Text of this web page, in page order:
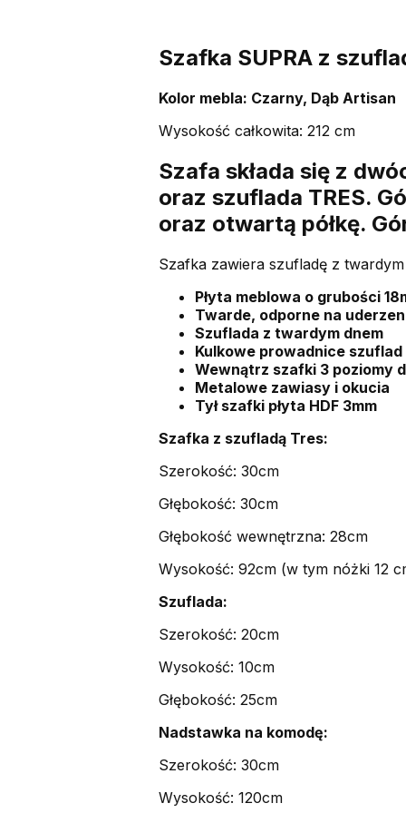
Szafka SUPRA z
Kolor mebla: Czarny, Dąb Artisan
Wysokość całkowita: 212 cm
Szafa składa się z
oraz szuflada TRES.
oraz otwartą półkę.
Szafka zawiera szufladę z
Płyta meblowa o grubości
Twarde, odporne na
Szuflada z twardym dnem
Kulkowe prowadnice szuflad
Wewnątrz szafki 3 poziomy
Metalowe zawiasy i okucia
Tył szafki płyta HDF 3mm
Szafka z szufladą Tres:
Szerokość: 30cm
Głębokość: 30cm
Głębokość wewnętrzna: 28cm
Wysokość: 92cm (w tym nóżki 12
Szuflada:
Szerokość: 20cm
Wysokość: 10cm
Głębokość: 25cm
Nadstawka na komodę:
Szerokość: 30cm
Wysokość: 120cm